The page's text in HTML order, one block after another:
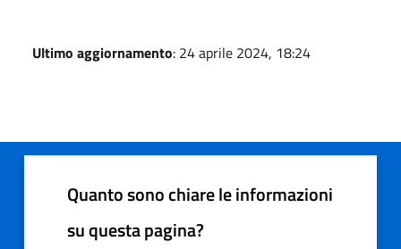
Ultimo aggiornamento: 24 aprile 2024, 18:24
Quanto sono chiare le informazioni
su questa pagina?